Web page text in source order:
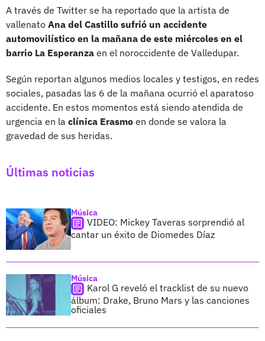
A través de Twitter se ha reportado que la artista de
vallenato Ana del Castillo sufrió un accidente
automovilístico en la mañana de este miércoles en el
barrio La Esperanza en el noroccidente de Valledupar.
Según reportan algunos medios locales y testigos, en redes
sociales, pasadas las 6 de la mañana ocurrió el aparatoso
accidente. En estos momentos está siendo atendida de
urgencia en la clínica Erasmo en donde se valora la
gravedad de sus heridas.
Últimas noticias
Música
VIDEO: Mickey Taveras sorprendió al
cantar un éxito de Diomedes Díaz
Música
Karol G reveló el tracklist de su nuevo
álbum: Drake, Bruno Mars y las canciones
oficiales